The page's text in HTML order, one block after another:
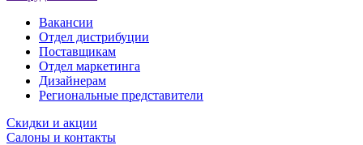
Вакансии
Отдел дистрибуции
Поставщикам
Отдел маркетинга
Дизайнерам
Региональные представители
Скидки и акции
Салоны и контакты